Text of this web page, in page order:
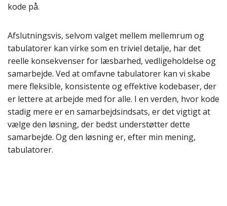
kode på.
Afslutningsvis, selvom valget mellem mellemrum og
tabulatorer kan virke som en triviel detalje, har det
reelle konsekvenser for læsbarhed, vedligeholdelse og
samarbejde. Ved at omfavne tabulatorer kan vi skabe
mere fleksible, konsistente og effektive kodebaser, der
er lettere at arbejde med for alle. I en verden, hvor kode
stadig mere er en samarbejdsindsats, er det vigtigt at
vælge den løsning, der bedst understøtter dette
samarbejde. Og den løsning er, efter min mening,
tabulatorer.